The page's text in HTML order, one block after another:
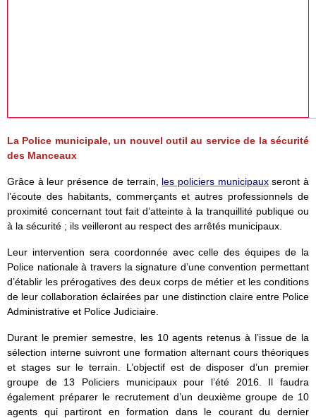
La Police municipale, un nouvel outil au service de la sécurité
des Manceaux
Grâce à leur présence de terrain, les policiers municipauxseront à
l’écoute des habitants, commerçants et autres professionnels de
proximité concernant tout fait d’atteinte à la tranquillité publique ou
à la sécurité ; ils veilleront au respect des arrêtés municipaux.
Leur intervention sera coordonnée avec celle des équipes de la
Police nationale à travers la signature d’une convention permettant
d’établir les prérogatives des deux corps de métier et les conditions
de leur collaboration éclairées par une distinction claire entre Police
Administrative et Police Judiciaire.
Durant le premier semestre, les 10 agents retenus à l’issue de la
sélection interne suivront une formation alternant cours théoriques
et stages sur le terrain. L’objectif est de disposer d’un premier
groupe de 13 Policiers municipaux pour l’été 2016. Il faudra
également préparer le recrutement d’un deuxième groupe de 10
agents qui partiront en formation dans le courant du dernier